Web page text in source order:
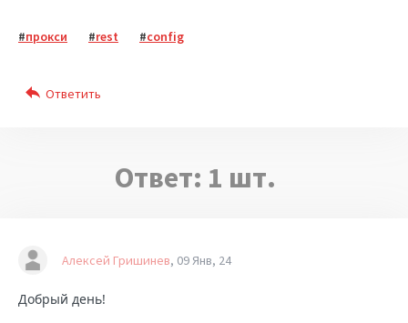
прокси rest config
Ответ: 1 шт.
Алексей Гришинев 09 Янв, 24
Добрый день!